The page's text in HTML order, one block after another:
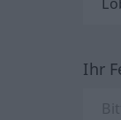
Ihr